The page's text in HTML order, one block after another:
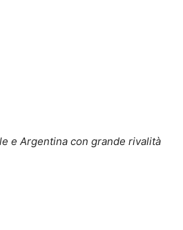
e Argentina con grande rivalità